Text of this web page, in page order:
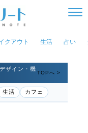
クアウト 生活 占い
ザイン・機
TOPへ >
生活 カフェ